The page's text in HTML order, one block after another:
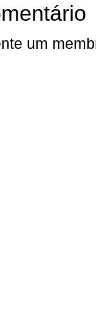
um